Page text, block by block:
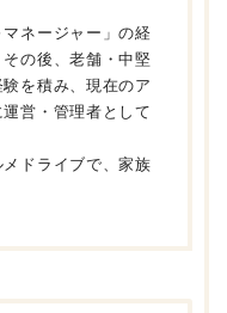
ネージャー」の経
の後、老舗・中堅
を積み、現在のア
営・管理者として
ドライブで、家族